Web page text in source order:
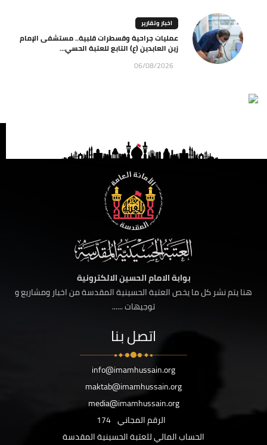
اخبار وتقارير
عمليات جراحية وقسطرات قلبية.. مستشفى الإمام
زين العابدين (ع) التابع للعتبة الحسي...
06/08/2026
بوابة الامام الحسين الالكترونية
هنا يتم نشر كل ما يخص العتبة الحسينية المقدسة من اخبار ومشاريع و
توجيهات ......
اتصل بنا
info@imamhussain.org
maktab@imamhussain.org
media@imamhussain.org
الرقم المجاني 174
الحساب المالي للعتبة الحسينية المقدسة